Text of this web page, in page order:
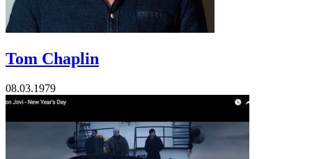
Tom Chaplin
08.03.1979